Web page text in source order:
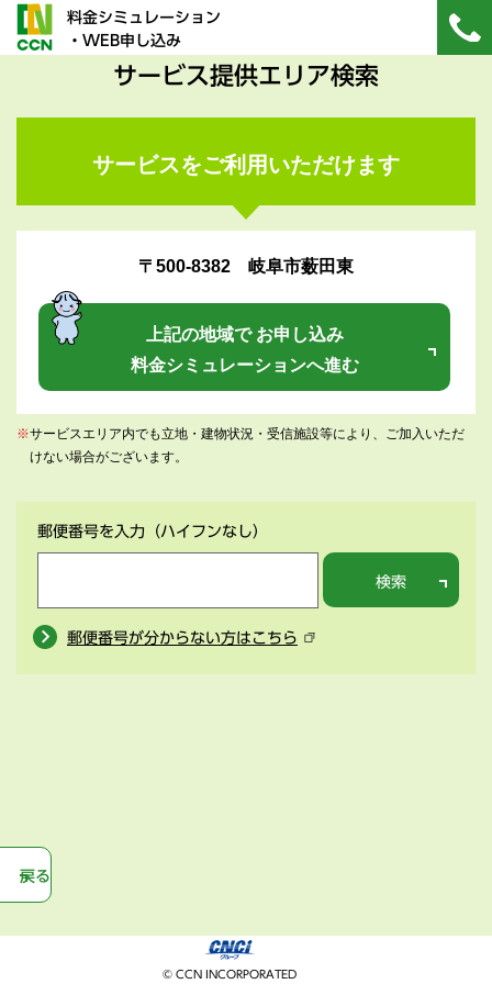
料金シミュレーション
・WEB申し込み
サービス提供エリア検索
サービスをご利用いただけます
〒500-8382 岐阜市薮田東
上記の地域で お申し込み
料金シミュレーションへ進む
※サービスエリア内でも立地・建物状況・受信施設等により、ご加入いただ
けない場合がございます。
郵便番号を入力 （ハイフンなし）
検索
郵便番号が分からない方はこちら
戻る
© CCN INCORPORATED